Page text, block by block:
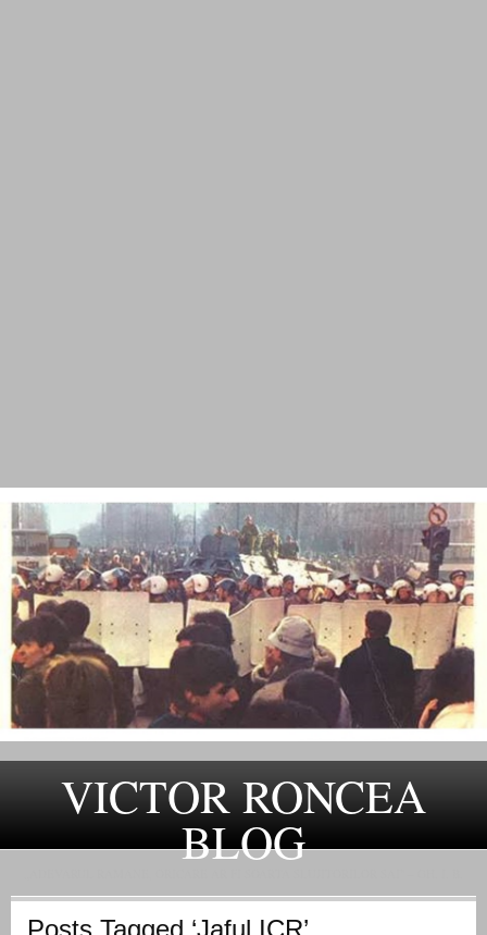
VICTOR RONCEA
BLOG